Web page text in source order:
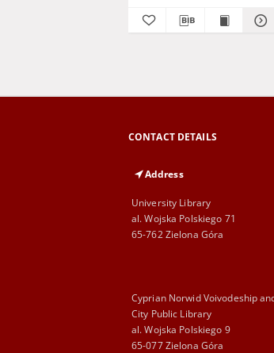
CONTACT DETAILS
Address
University Library
al. Wojska Polskiego 71
65-762 Zielona Góra
Cyprian Norwid Voivodeship
City Public Library
al. Wojska Polskiego 9
65-077 Zielona Góra